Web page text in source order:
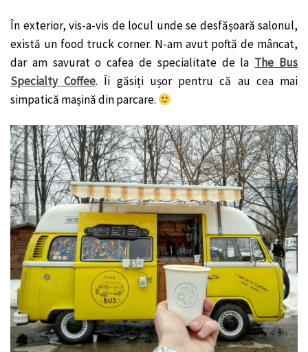
În exterior, vis-a-vis de locul unde se desfășoară salonul,
există un food truck corner. N-am avut poftă de mâncat,
dar am savurat o cafea de specialitate de la The Bus
Specialty Coffee. Îi găsiți ușor pentru că au cea mai
simpatică mașină din parcare.